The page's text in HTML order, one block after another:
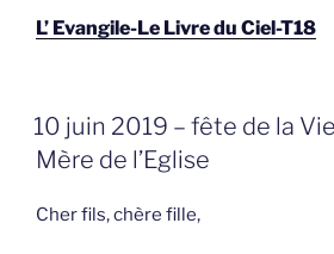
L’ Evangile-Le Livre du Ciel-T18
GEPLAATST
OP
10 juin 2019 – fête de la
Mère de l’Eglise
Cher fils, chère fille,